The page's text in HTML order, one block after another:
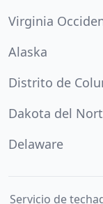
Virginia
Alaska
Distrito de
Dakota del
Delaware
Servicio de